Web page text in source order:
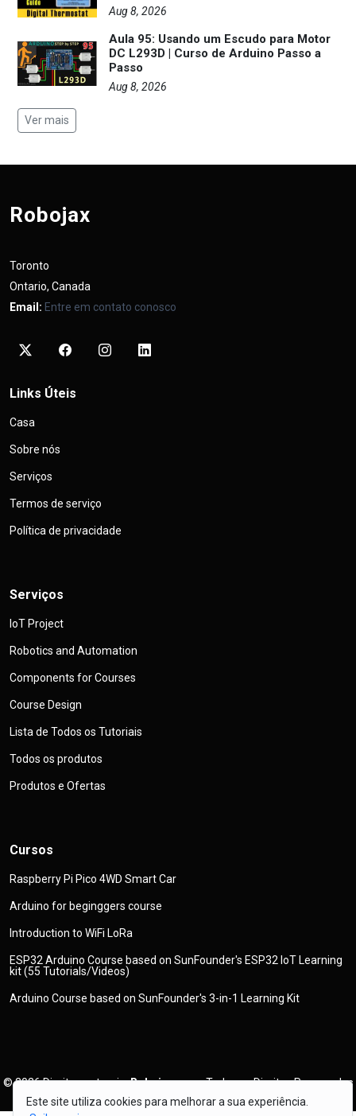
Este site utiliza cookies para melhorar a sua experiência.
Aug 8, 2026
Aula 95: Usando um Escudo para Motor
DC L293D | Curso de Arduino Passo a
Passo
Aug 8, 2026
Ver mais
Robojax
Toronto
Ontario, Canada
Email: Entre em contato conosco
Links Úteis
Casa
Sobre nós
Serviços
Termos de serviço
Política de privacidade
Serviços
IoT Project
Robotics and Automation
Components for Courses
Course Design
Lista de Todos os Tutoriais
Todos os produtos
Produtos e Ofertas
Cursos
Raspberry Pi Pico 4WD Smart Car
Arduino for beginggers course
Introduction to WiFi LoRa
ESP32 Arduino Course based on SunFounder's ESP32 IoT Learning
kit (55 Tutorials/Videos)
Arduino Course based on SunFounder's 3-in-1 Learning Kit
© 2026Direitos autorais Robojax.com Todos os Direitos Reservados